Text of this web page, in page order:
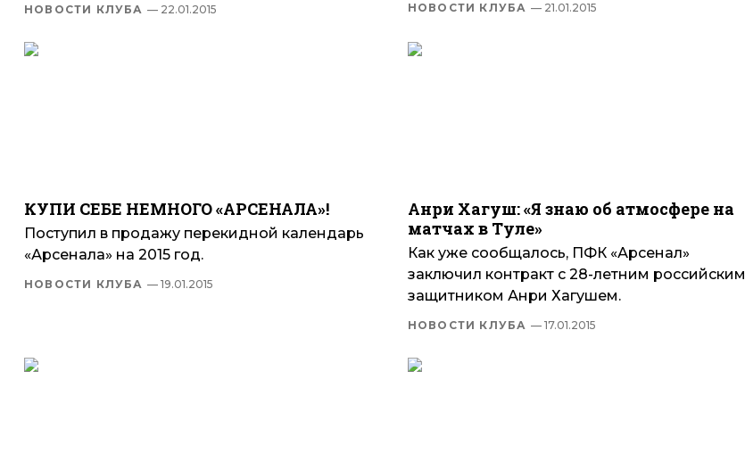
НОВОСТИ КЛУБА — 22.01.2015 НОВОСТИ КЛУБА — 21.01.2015
КУПИ СЕБЕ НЕМНОГО «АРСЕНАЛА»!
Поступил в продажу перекидной календарь
«Арсенала» на 2015 год.
НОВОСТИ КЛУБА — 19.01.2015
Анри Хагуш: «Я знаю об атмосфере на
матчах в Туле»
Как уже сообщалось, ПФК «Арсенал»
заключил контракт с 28-летним российским
защитником Анри Хагушем.
НОВОСТИ КЛУБА — 17.01.2015